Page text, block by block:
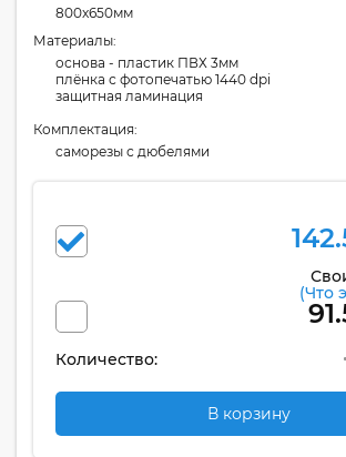
800x650мм
Материалы:
основа - пластик ПВХ 3мм
плёнка с фотопечатью 1440 dpi
защитная ламинация
Комплектация:
cаморезы с дюбелями
(Что
Количество:
В корзину